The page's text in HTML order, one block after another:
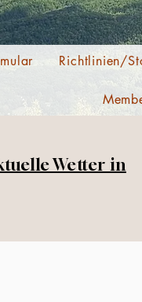
Richtlinien/
Wetter in